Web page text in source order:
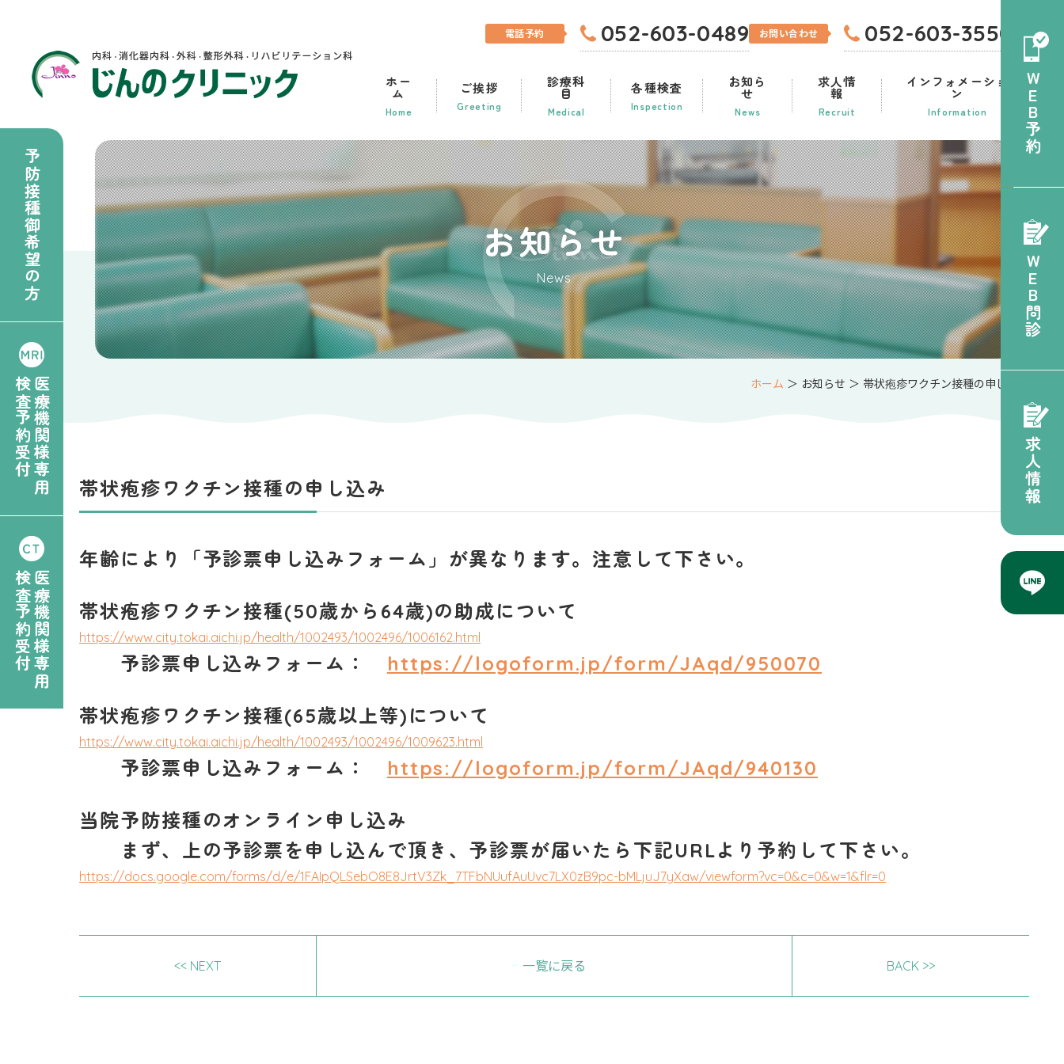
電話予約 052-603-0489 お問い合わせ 052-603-3550
ホー
ム
Home
ご挨拶
Greeting
診療科
目
Medical
各種検査
Inspection
お知ら
せ
News
求人情
報
Recruit
インフォメーショ
ン
Information
お知らせ
News
ホーム ＞ お知らせ ＞ 帯状疱疹ワクチン接種の申し込み
帯状疱疹ワクチン接種の申し込み
年齢により「予診票申し込みフォーム」が異なります。注意して下さい。
帯状疱疹ワクチン接種(50歳から64歳)の助成について
https://www.city.tokai.aichi.jp/health/1002493/1002496/1006162.html
予診票申し込みフォーム： https://logoform.jp/form/JAqd/950070
帯状疱疹ワクチン接種(65歳以上等)について
https://www.city.tokai.aichi.jp/health/1002493/1002496/1009623.html
予診票申し込みフォーム： https://logoform.jp/form/JAqd/940130
当院予防接種のオンライン申し込み
まず、上の予診票を申し込んで頂き、予診票が届いたら下記URLより予約して下さい。
https://docs.google.com/forms/d/e/1FAIpQLSebO8E8JrtV3Zk_7TFbNUufAuUvc7LX0zB9pc-bMLjuJ7yXaw/viewform?vc=0&c=0&w=1&flr=0
<< NEXT 一覧に戻る BACK >>
WEB予約
WEB問診
求人情報
予防接種御希望の方
医療機関様専用
検査予約受付
医療機関様専用
検査予約受付